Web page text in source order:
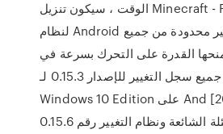
الوقت ، سيكون تنزيل Minecraft - Pocket Edition
لنظام Android بسيطًا بإمدادات غير محدودة من جميع
القدرة على التحرك بسرعة في
جميع سجل التغيير للإصدار 0.15.3 لـ Pocket Edition و
Windows 10 Edition على And [2016/08/18]
إصلاحات، الأسئلة الشائعة ونظام التغيير رقم 0.15.6